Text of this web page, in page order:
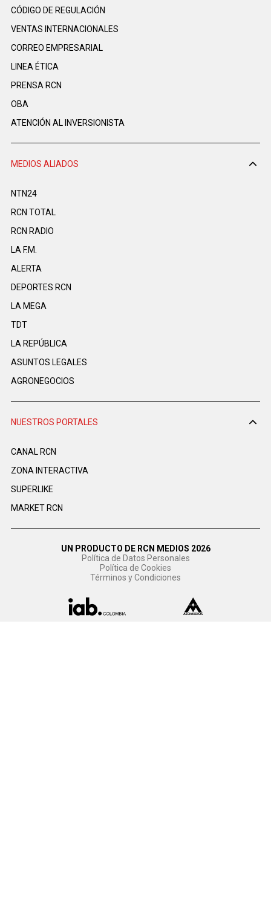
CÓDIGO DE REGULACIÓN
VENTAS INTERNACIONALES
CORREO EMPRESARIAL
LINEA ÉTICA
PRENSA RCN
OBA
ATENCIÓN AL INVERSIONISTA
MEDIOS ALIADOS
NTN24
RCN TOTAL
RCN RADIO
LA F.M.
ALERTA
DEPORTES RCN
LA MEGA
TDT
LA REPÚBLICA
ASUNTOS LEGALES
AGRONEGOCIOS
NUESTROS PORTALES
CANAL RCN
ZONA INTERACTIVA
SUPERLIKE
MARKET RCN
UN PRODUCTO DE RCN MEDIOS 2026
Política de Datos Personales
Política de Cookies
Términos y Condiciones